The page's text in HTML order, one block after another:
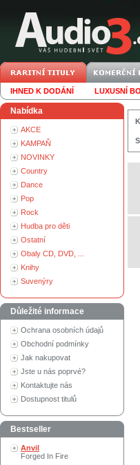
IHNED K DODÁNÍ LUXUSNÍ
Nabídka
AKCE
KAMPAŇ
NOVINKY
Country
Dance
Pop
Rock
Hudba pro děti
Ostatní
Obaly CD, DVD, ...
Knihy
Suvenýry
Důležité informace
Ochrana osobních údajů
Obchodní podmínky
Jak nakupovat
Jste u nás poprvé?
Kontaktujte nás
Dostupnost titulů
Bestseller
Anvil
Forged In Fire